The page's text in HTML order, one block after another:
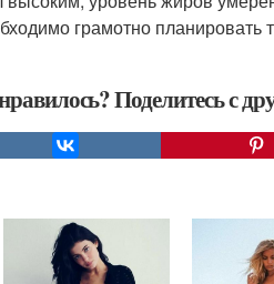
грамотно планировать
Поделитесь с